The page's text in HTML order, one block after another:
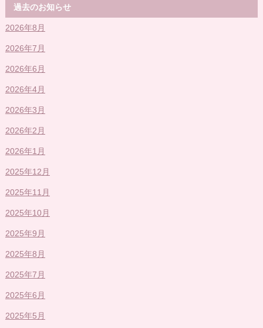
過去のお知らせ
2026年8月
2026年7月
2026年6月
2026年4月
2026年3月
2026年2月
2026年1月
2025年12月
2025年11月
2025年10月
2025年9月
2025年8月
2025年7月
2025年6月
2025年5月